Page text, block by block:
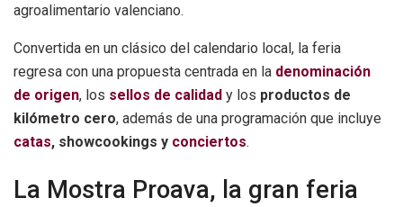
agroalimentario valenciano.
Convertida en un clásico del calendario local, la feria
regresa con una propuesta centrada en la denominación
de origen, los sellos de calidad y los productos de
kilómetro cero, además de una programación que incluye
catas, showcookings y conciertos.
La Mostra Proava, la gran feria